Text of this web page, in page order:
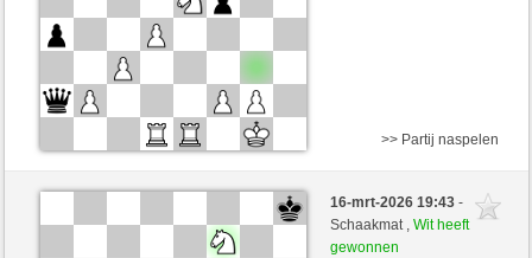
Zwart
Stockfish AI niveau 5
>> Partij naspelen
16-mrt-2026 19:43-
Schaakmat ,Wit heeft
gewonnen